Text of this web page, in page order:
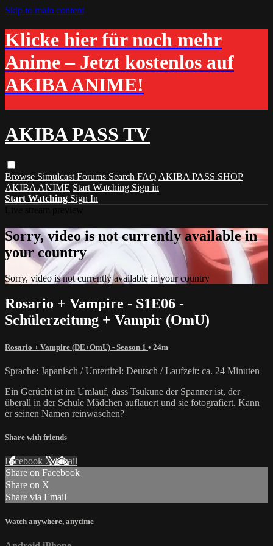
Skip to main content
Klicke hier für noch mehr
Anime – Jetzt kostenlos auf
AKIBA ANIME!
AKIBA PASS TV
Browse Simulcast Forums Search FAQ AKIBA PASS SHOP
AKIBA ANIME Start Watching Sign in
Start Watching Sign In
Sorry, video is not currently available in
your country
Sorry, video is not currently available in your country
Rosario + Vampire - S1E06 -
Schülerzeitung + Vampir (OmU)
Rosario + Vampire (DE+OmU) - Season 1 • 24m
Sprache: Japanisch / Untertitel: Deutsch / Laufzeit: ca. 24 Minuten
Ein Gerücht ist im Umlauf, dass Tsukune der Spanner ist, der
überall in der Schule Mädchen auflauert und sie fotografiert. Kann
er seinen Namen reinwaschen?
Share with friends
Facebook XEmail
Share on Facebook
Share on X
Share via Email
Watch anywhere, anytime